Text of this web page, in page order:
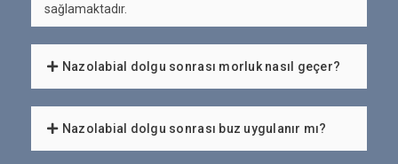
sağlamaktadır.
Nazolabial dolgu sonrası morluk nasıl geçer?
Nazolabial dolgu sonrası buz uygulanır mı?